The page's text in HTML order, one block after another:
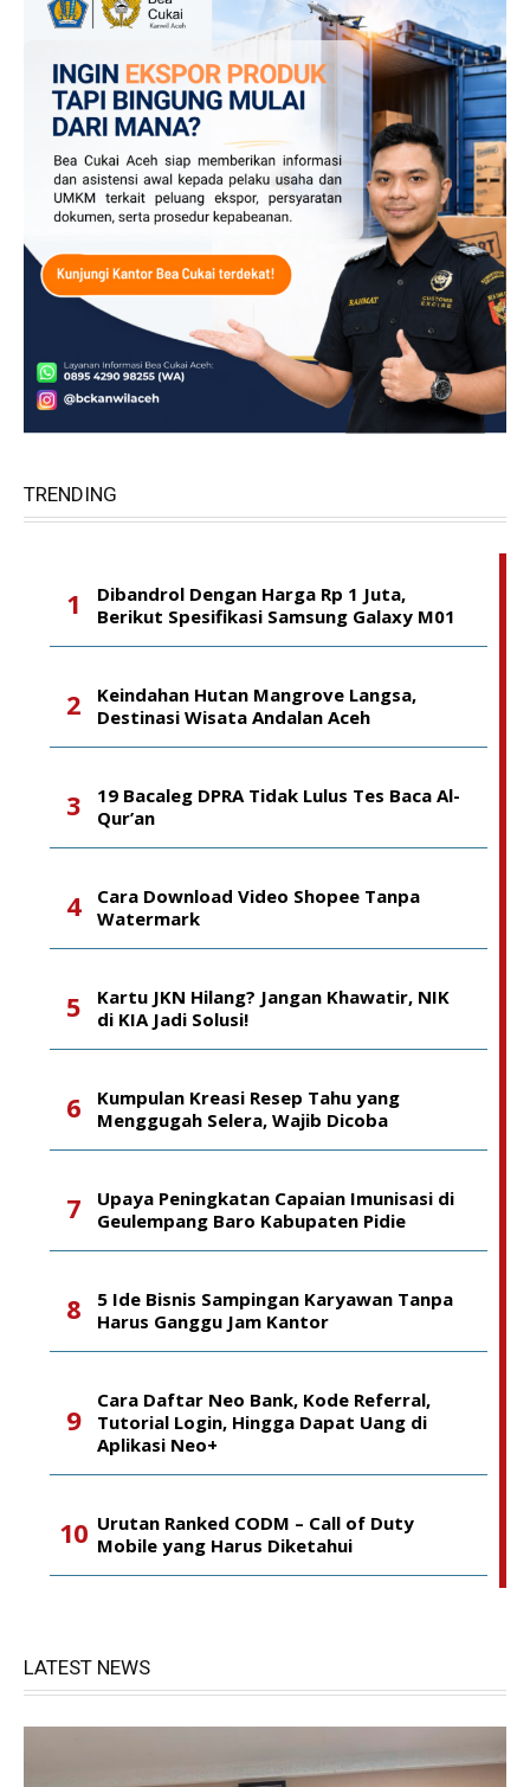
TRENDING
Dibandrol Dengan Harga Rp 1 Juta,
Berikut Spesifikasi Samsung Galaxy M01
Keindahan Hutan Mangrove Langsa,
Destinasi Wisata Andalan Aceh
19 Bacaleg DPRA Tidak Lulus Tes Baca Al-
Qur’an
Cara Download Video Shopee Tanpa
Watermark
Kartu JKN Hilang? Jangan Khawatir, NIK
di KIA Jadi Solusi!
Kumpulan Kreasi Resep Tahu yang
Menggugah Selera, Wajib Dicoba
Upaya Peningkatan Capaian Imunisasi di
Geulempang Baro Kabupaten Pidie
5 Ide Bisnis Sampingan Karyawan Tanpa
Harus Ganggu Jam Kantor
Cara Daftar Neo Bank, Kode Referral,
Tutorial Login, Hingga Dapat Uang di
Aplikasi Neo+
Urutan Ranked CODM – Call of Duty
Mobile yang Harus Diketahui
LATEST NEWS